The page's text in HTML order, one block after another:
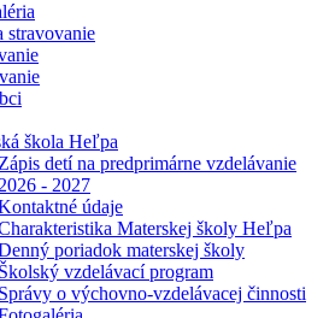
stravovanie
škola Heľpa
Zápis detí na predprimárne vzdelávanie
2026 - 2027
údaje
Materskej školy Heľpa
poriadok materskej školy
Školský vzdelávací program
Správy o výchovno-vzdelávacej činnosti